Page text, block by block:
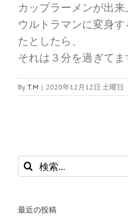
カップラーメンが出来
ウルトラマンに変身
たとしたら、
それは３分を過ぎてま
By T.M | 2020年12月12日 土曜日
検
索
最近の投稿